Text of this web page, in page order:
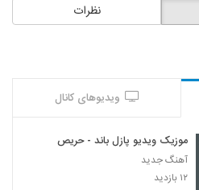
نظرات
ویدیوهای کانال
موزیک ویدیو پازل باند - حریص
آهنگ جدید
۱۲ بازدید